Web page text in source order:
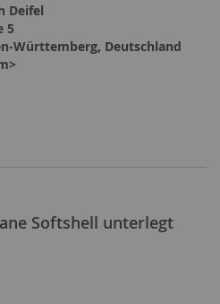
Deifel
5
Württemberg, Deutschland
Softshell unterlegt